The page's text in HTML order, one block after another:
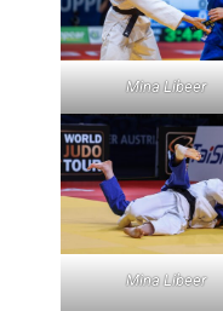
Mina Libeer
Mina Libeer